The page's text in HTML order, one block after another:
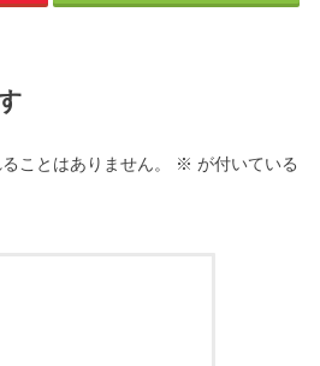
ことはありません。 ※ が付いている